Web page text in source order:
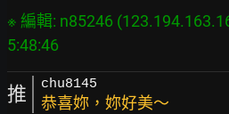
※ 編輯: n85246
推 chu8145
恭喜妳，妳好美～